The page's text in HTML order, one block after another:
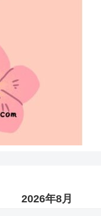
2026年8月